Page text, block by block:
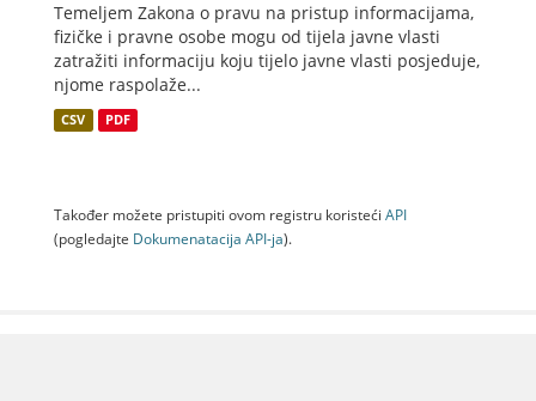
Temeljem Zakona o pravu na pristup informacijama,
fizičke i pravne osobe mogu od tijela javne vlasti
zatražiti informaciju koju tijelo javne vlasti posjeduje,
njome raspolaže...
CSV PDF
Također možete pristupiti ovom registru koristeći API
(pogledajte Dokumenаtаcijа API-jа).